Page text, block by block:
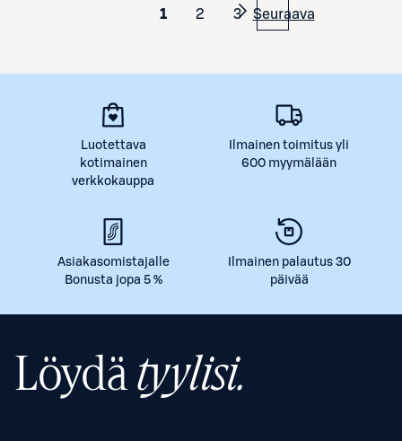
1 2 3 Seuraava
Luotettava
kotimainen
verkkokauppa
Ilmainen toimitus yli
600 myymälään
Asiakasomistajalle
Bonusta jopa 5 %
Ilmainen palautus 30
päivää
Löydätyylisi.